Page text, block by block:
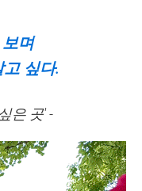
며
싶다.
은 곳' -